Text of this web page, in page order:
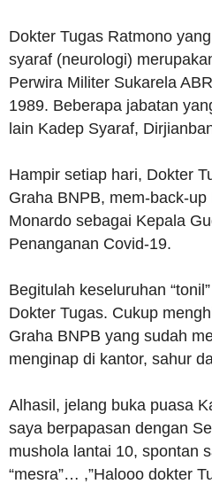
Dokter Tugas Ratmono
syaraf (neurologi)
Perwira Militer Sukarela
1989. Beberapa jabatan
lain Kadep Syaraf,
Hampir setiap hari, Dokter
Graha BNPB, mem-back-up
Monardo sebagai Kepala
Penanganan Covid-19.
Begitulah keseluruhan
Dokter Tugas. Cukup
Graha BNPB yang sudah
menginap di kantor, sahur
Alhasil, jelang buka puasa
saya berpapasan dengan
mushola lantai 10, spontan
“mesra”… ,”Halooo dokter